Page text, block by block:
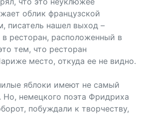
облик французской
писатель нашел выход –
ресторан, расположенный в
тем, что ресторан
место, откуда ее не видно.
яблоки имеют не самый
Но, немецкого поэта Фридриха
побуждали к творчеству,